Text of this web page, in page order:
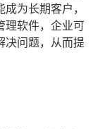
为长期客户，
理软件，企业可
决问题，从而提